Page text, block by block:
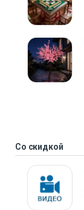
Со скидкой